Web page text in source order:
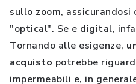
sullo zoom,
"optical". Se e digital,
Tornando alle esigenze,
acquisto potrebbe
impermeabili e, in